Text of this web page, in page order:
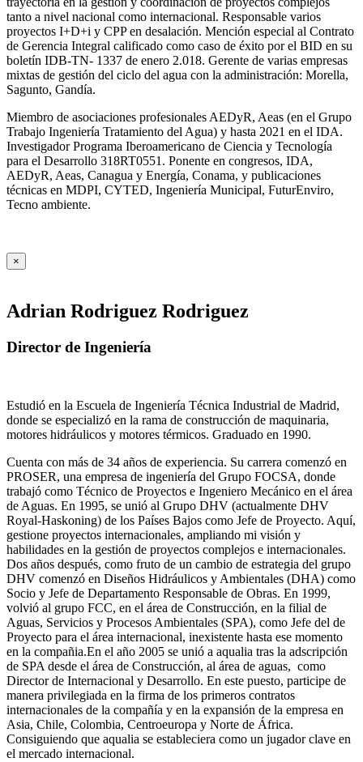
tanto a nivel nacional como internacional. Responsable varios
proyectos I+D+i y CPP en desalación. Mención especial al Contrato
de Gerencia Integral calificado como caso de éxito por el BID en su
boletín IDB-TN- 1337 de enero 2.018. Gerente de varias empresas
mixtas de gestión del ciclo del agua con la administración: Morella,
Sagunto, Gandía.
Miembro de asociaciones profesionales AEDyR, Aeas (en el Grupo
Trabajo Ingeniería Tratamiento del Agua) y hasta 2021 en el IDA.
Investigador Programa Iberoamericano de Ciencia y Tecnología
para el Desarrollo 318RT0551. Ponente en congresos, IDA,
AEDyR, Aeas, Canagua y Energía, Conama, y publicaciones
técnicas en MDPI, CYTED, Ingeniería Municipal, FuturEnviro,
Tecno ambiente.
×
Adrian Rodriguez Rodriguez
Director de Ingeniería
Estudió en la Escuela de Ingeniería Técnica Industrial de Madrid,
donde se especializó en la rama de construcción de maquinaria,
motores hidráulicos y motores térmicos. Graduado en 1990.
Cuenta con más de 34 años de experiencia. Su carrera comenzó en
PROSER, una empresa de ingeniería del Grupo FOCSA, donde
trabajó como Técnico de Proyectos e Ingeniero Mecánico en el área
de Aguas. En 1995, se unió al Grupo DHV (actualmente DHV
Royal-Haskoning) de los Países Bajos como Jefe de Proyecto. Aquí,
gestione proyectos internacionales, ampliando mi visión y
habilidades en la gestión de proyectos complejos e internacionales.
Dos años después, como fruto de un cambio de estrategia del grupo
DHV comenzó en Diseños Hidráulicos y Ambientales (DHA) como
Socio y Jefe de Departamento Responsable de Obras. En 1999,
volvió al grupo FCC, en el área de Construcción, en la filial de
Aguas, Servicios y Procesos Ambientales (SPA), como Jefe del de
Proyecto para el área internacional, inexistente hasta ese momento
en la compañia.En el año 2005 se unió a aqualia tras la adscripción
de SPA desde el área de Construcción, al área de aguas, como
Director de Internacional y Desarrollo. En este puesto, participe de
manera privilegiada en la firma de los primeros contratos
internacionales de la compañía y en la expansión de la empresa en
Asia, Chile, Colombia, Centroeuropa y Norte de África.
Consiguiendo que aqualia se estableciera como un jugador clave en
el mercado internacional.